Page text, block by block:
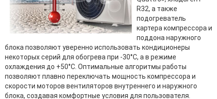
R32, а также
подогреватель
картера компрессора и
поддона наружного
блока позволяют уверенно использовать кондиционеры
некоторых серий для обогрева при -30°С, а в режиме
охлаждения до +50°С. Оптимальные алгоритмы работы
позволяют плавно переключать мощность компрессора и
скорости моторов вентиляторов внутреннего и наружного
блока, создавая комфортные условия для пользователя.